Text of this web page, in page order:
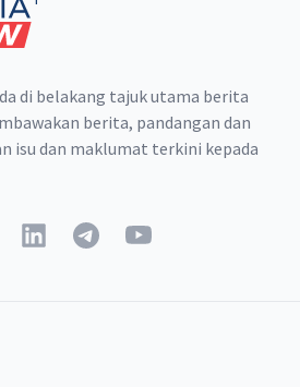
di belakang tajuk utama berita
berita, pandangan dan
isu dan maklumat terkini kepada
LinkedInTelegramYouTube